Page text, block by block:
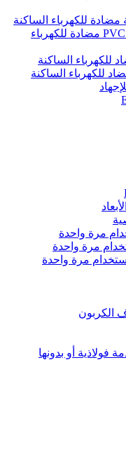
للكهرباء الساكنة
ستارة من مادة PVC مضادة للكهرباء
الساكنة
للكهرباء الساكنة
مرة واحدة
مرة واحدة
مرة واحدة
الكربون
فولاذية أو بدونها